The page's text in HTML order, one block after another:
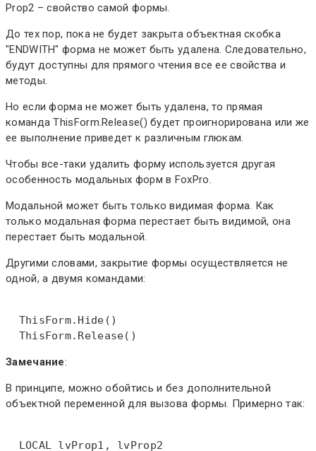
Prop2 – свойство самой формы.
До тех пор, пока не будет закрыта объектная скобка
"ENDWITH" форма не может быть удалена. Следовательно,
будут доступны для прямого чтения все ее свойства и
методы.
Но если форма не может быть удалена, то прямая
команда ThisForm.Release() будет проигнорирована или же
ее выполнение приведет к различным глюкам.
Чтобы все-таки удалить форму используется другая
особенность модальных форм в FoxPro.
Модальной может быть только видимая форма. Как
только модальная форма перестает быть видимой, она
перестает быть модальной.
Другими словами, закрытие формы осуществляется не
одной, а двумя командами:
ThisForm. Hide ()
ThisForm. Release()
Замечание:
В принципе, можно обойтись и без дополнительной
объектной переменной для вызова формы. Примерно так:
LOCAL lvProp1, lvProp2